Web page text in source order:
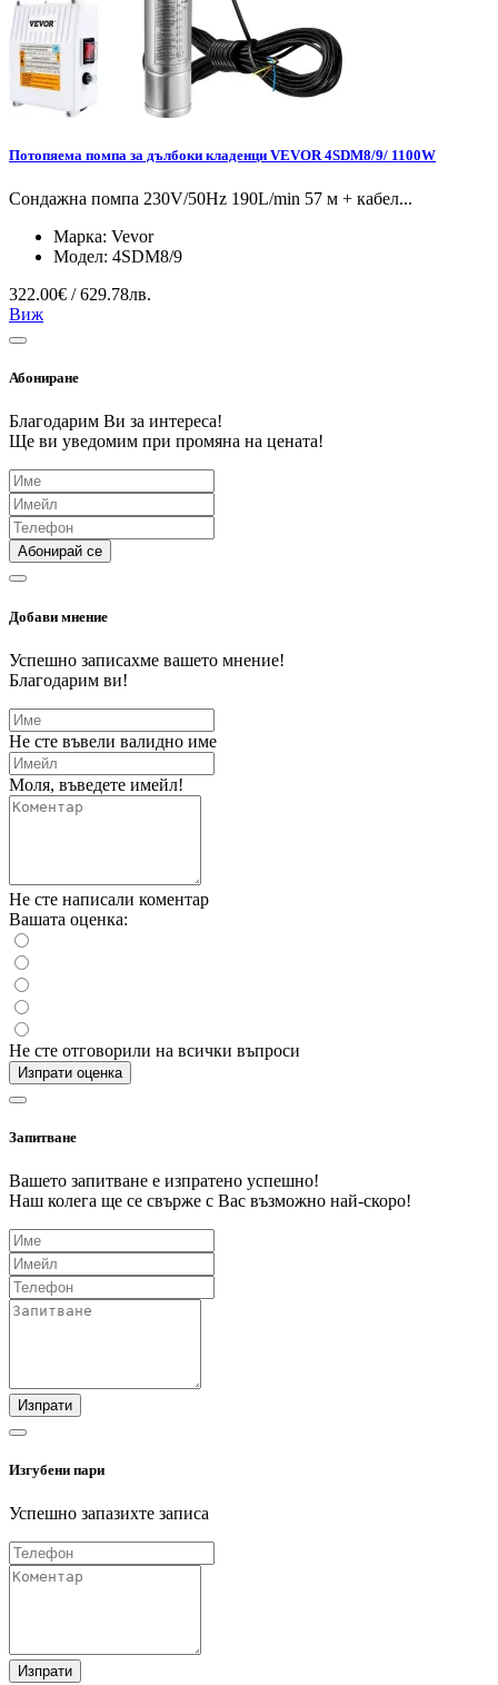
Потопяема помпа за дълбоки кладенци VEVOR 4SDM8/9/ 1100W
Сондажна помпа 230V/50Hz 190L/min 57 м + кабел...
Марка: Vevor
Модел: 4SDM8/9
322.00€ / 629.78лв.
Виж
Абониране
Благодарим Ви за интереса!
Ще ви уведомим при промяна на цената!
Абонирай се
Добави мнение
Успешно записахме вашето мнение!
Благодарим ви!
Не сте въвели валидно име
Моля, въведете имейл!
Не сте написали коментар
Вашата оценка:
Не сте отговорили на всички въпроси
Изпрати оценка
Запитване
Вашето запитване е изпратено успешно!
Наш колега ще се свърже с Вас възможно най-скоро!
Изпрати
Изгубени пари
Успешно запазихте записа
Изпрати